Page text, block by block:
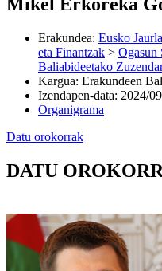
Erakundea: Eusko
eta Finantzak > Ogasun
Baliabideetako
Kargua: Erakundeen
Izendapen-data: 2024/
Organigrama
Datu orokorrak
DATU